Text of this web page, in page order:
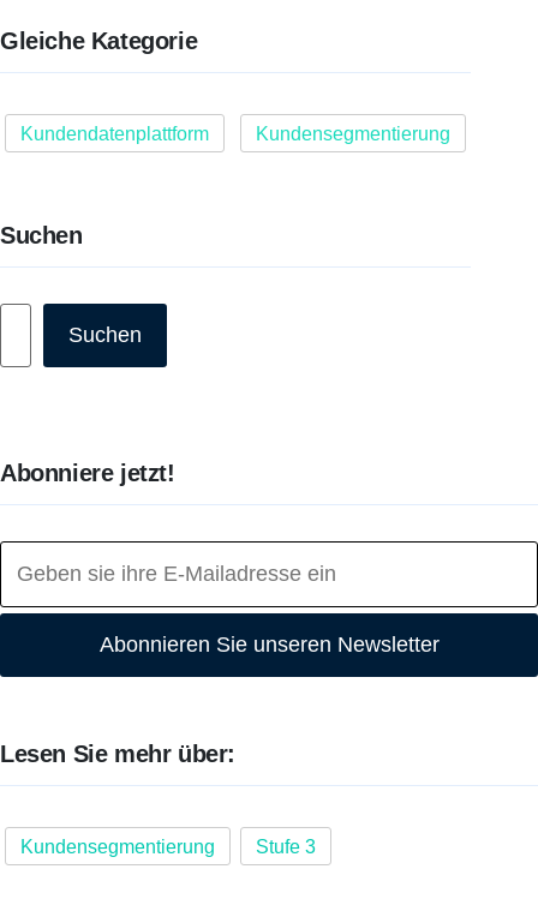
Gleiche Kategorie
Kundendatenplattform Kundensegmentierung
Suchen
Suchen
Abonniere jetzt!
Abonnieren Sie unseren Newsletter
Lesen Sie mehr über:
Kundensegmentierung Stufe 3